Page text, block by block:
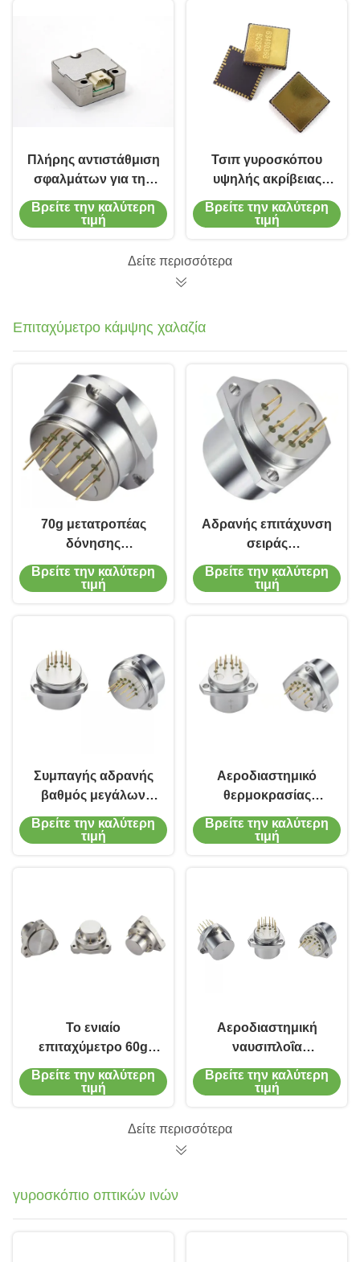
Πλήρης αντιστάθμιση
σφαλμάτων για την
πλοήγηση
Βρείτε την καλύτερη
τιμή
Τσιπ γυροσκόπου
υψηλής ακρίβειας
MEMS με αστάθεια
προκατάληψης 1°/h
Βρείτε την καλύτερη
τιμή
Δείτε περισσότερα
Επιταχύμετρο κάμψης χαλαζία
70g μετατροπέας
δόνησης
επιταχυμέτρων
κάμψης χαλαζία
Βρείτε την καλύτερη
τιμή
Αδρανής επιτάχυνση
σειράς
επιταχυμέτρων 50g
χαλαζία υψηλής
Βρείτε την καλύτερη
τιμή
Συμπαγής αδρανής
βαθμός μεγάλων
κλιμάκων δόνησης
επιταχυμέτρων
Βρείτε την καλύτερη
τιμή
Αεροδιαστημικό
θερμοκρασίας
αποζημιώσεων
επιταχυμέτρων
Βρείτε την καλύτερη
τιμή
Το ενιαίο
επιταχύμετρο 60g
υψηλής ακρίβειας
άξονα κυμαίνεται την
Βρείτε την καλύτερη
τιμή
Αεροδιαστημική
ναυσιπλοΐα
Κουάρτζος
επιταχυντής κάμψης
δονήσεων για
Βρείτε την καλύτερη
τιμή
Δείτε περισσότερα
γυροσκόπιο οπτικών ινών